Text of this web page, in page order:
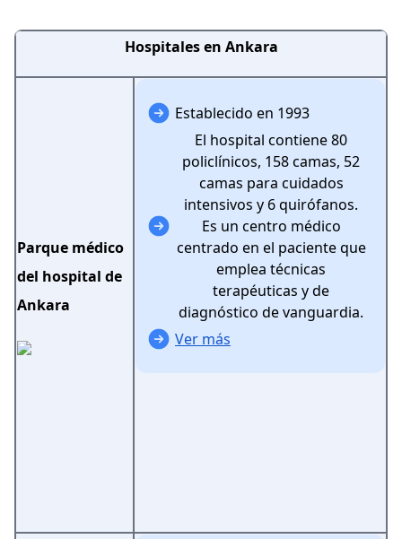
Hospitales en Ankara
Parque médico
del hospital de
Ankara
Establecido en 1993
El hospital contiene 80
policlínicos, 158 camas, 52
camas para cuidados
intensivos y 6 quirófanos.
Es un centro médico
centrado en el paciente que
emplea técnicas
terapéuticas y de
diagnóstico de vanguardia.
Ver más